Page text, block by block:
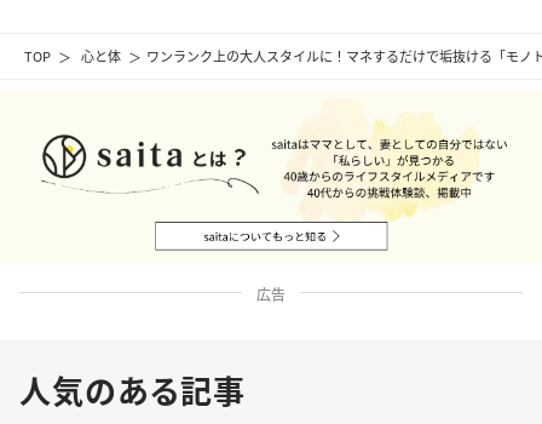
TOP 心と体 ワンランク上の大人スタイルに！マネするだけで垢抜ける「モノ
広告
人気のある記事